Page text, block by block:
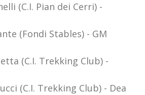
(C.I. Pian dei Cerri) -
(Fondi Stables) - GM
(C.I. Trekking Club) -
(C.I. Trekking Club) - Dea